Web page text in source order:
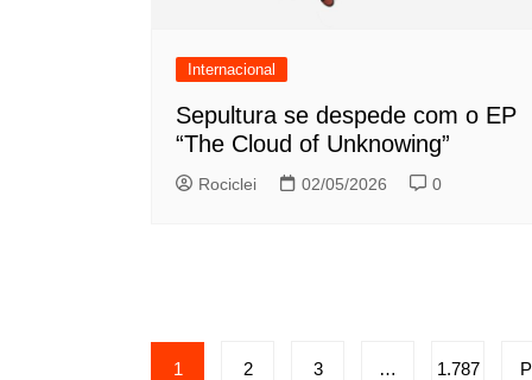
Internacional
Sepultura se despede com o EP
“The Cloud of Unknowing”
Rociclei 02/05/2026 0
Paginação
1 2 3 … 1.787